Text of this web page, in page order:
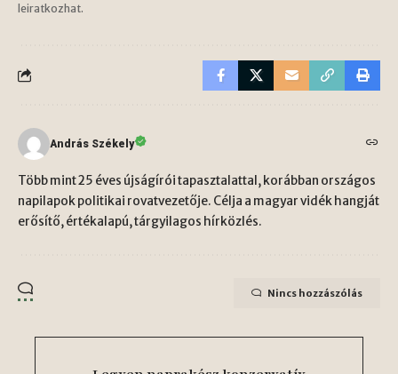
leiratkozhat.
András Székely
Több mint 25 éves újságírói tapasztalattal, korábban országos
napilapok politikai rovatvezetője. Célja a magyar vidék hangját
erősítő, értékalapú, tárgyilagos hírközlés.
Nincs hozzászólás